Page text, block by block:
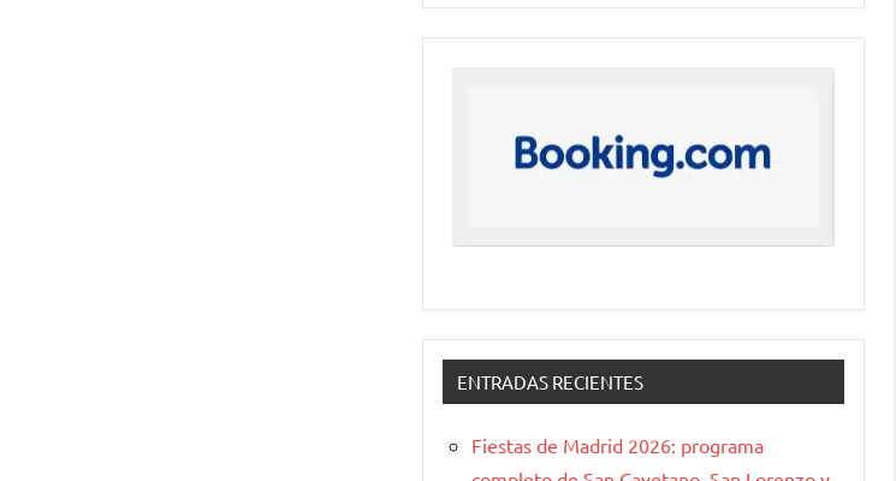
ENTRADAS RECIENTES
Fiestas de Madrid 2026: programa